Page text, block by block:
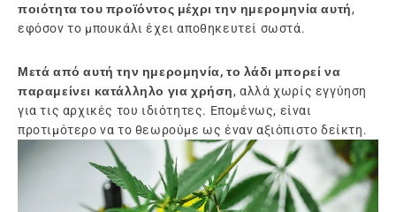
ποιότητα του προϊόντος μέχρι την ημερομηνία αυτή,
εφόσον το μπουκάλι έχει αποθηκευτεί σωστά.
Μετά από αυτή την ημερομηνία, το λάδι μπορεί να
παραμείνει κατάλληλο για χρήση, αλλά χωρίς εγγύηση
για τις αρχικές του ιδιότητες. Επομένως, είναι
προτιμότερο να το θεωρούμε ως έναν αξιόπιστο δείκτη.